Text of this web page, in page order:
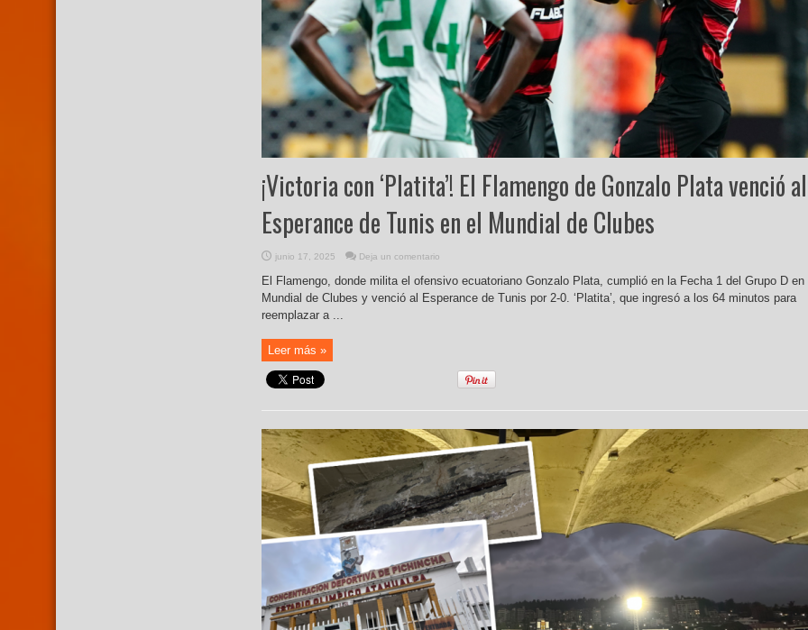
¡Victoria con ‘Platita’! El Flamengo de Gonzalo Plata venció al
Esperance de Tunis en el Mundial de Clubes
junio 17, 2025 Deja un comentario
El Flamengo, donde milita el ofensivo ecuatoriano Gonzalo Plata, cumplió en la Fecha 1 del Grupo D en
Mundial de Clubes y venció al Esperance de Tunis por 2-0. ‘Platita’, que ingresó a los 64 minutos para
reemplazar a ...
Leer más »